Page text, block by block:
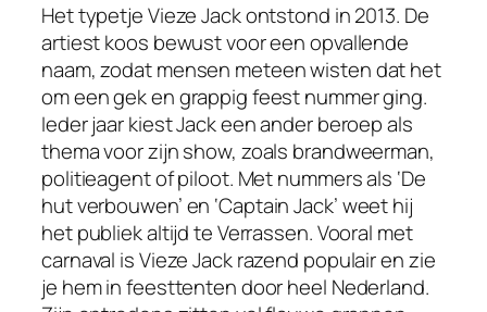
Het typetje Vieze Jack ontstond in 2013. De
artiest koos bewust voor een opvallende
naam, zodat mensen meteen wisten dat het
om een gek en grappig feest nummer ging.
Ieder jaar kiest Jack een ander beroep als
thema voor zijn show, zoals brandweerman,
politieagent of piloot. Met nummers als ‘De
hut verbouwen’ en ‘Captain Jack’ weet hij
het publiek altijd te Verrassen. Vooral met
carnaval is Vieze Jack razend populair en zie
je hem in feesttenten door heel Nederland.